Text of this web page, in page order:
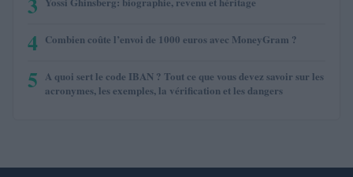
4 Combien coûte l’envoi de 1000 euros avec MoneyGram ?
5 A quoi sert le code IBAN ? Tout ce que vous devez savoir sur les
acronymes, les exemples, la vérification et les dangers